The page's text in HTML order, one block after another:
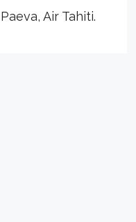
Air Tahiti.